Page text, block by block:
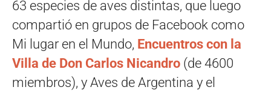
63 especies de aves distintas, que luego
compartió en grupos de Facebook como
Mi lugar en el Mundo, Encuentros con la
Villa de Don Carlos Nicandro (de 4600
miembros), y Aves de Argentina y el